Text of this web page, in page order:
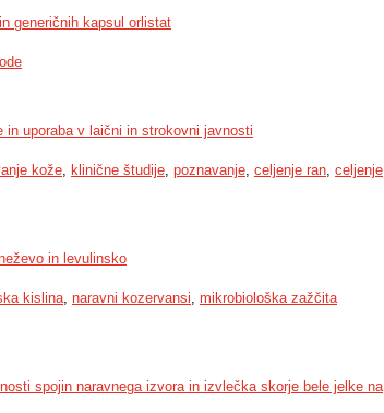
generičnih kapsul orlistat
uporaba v laični in strokovni javnosti
kože, klinične študije, poznavanje, celjenje ran, celjenje
in levulinsko
kislina, naravni kozervansi, mikrobiološka zažčita
spojin naravnega izvora in izvlečka skorje bele jelke na